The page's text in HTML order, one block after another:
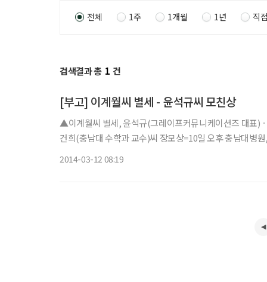
전체 1주 1개월 1년 직
검색결과 총 1 건
[부고] 이계월씨 별세 - 윤석규씨 모친상
▲이계월씨 별세, 윤석규(그레이프커뮤니케이션즈 대표)
건희(충남대 수학과 교수)씨 장모상=10일 오후 충남대병
2014-03-12 08:19